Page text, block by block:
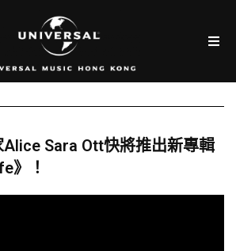
Sara Ott快將推出新專輯
》！